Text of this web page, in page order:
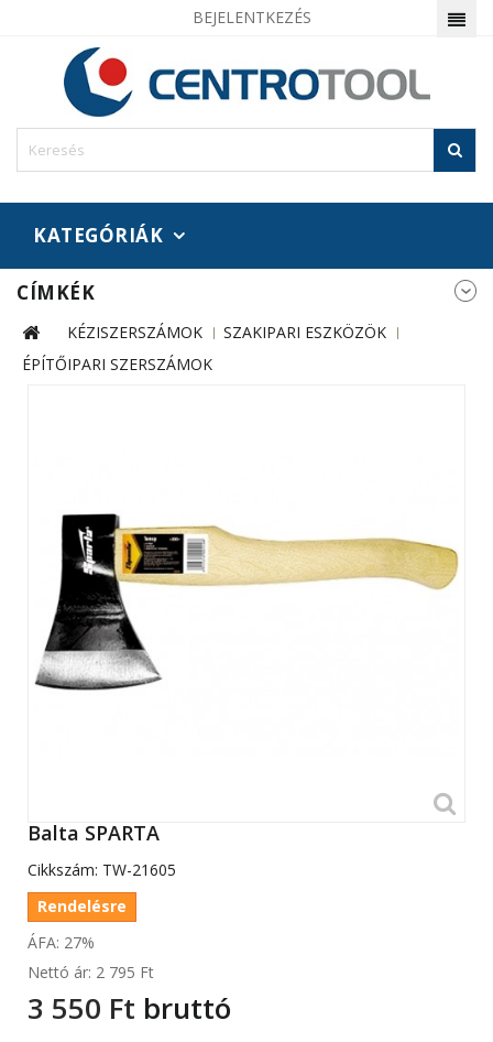
BEJELENTKEZÉS
KATEGÓRIÁK
CÍMKÉK
KÉZISZERSZÁMOK
SZAKIPARI ESZKÖZÖK
ÉPÍTŐIPARI SZERSZÁMOK
Balta SPARTA
Cikkszám: TW-21605
Rendelésre
ÁFA: 27%
Nettó ár: 2 795 Ft‎
3 550 Ft‎ bruttó